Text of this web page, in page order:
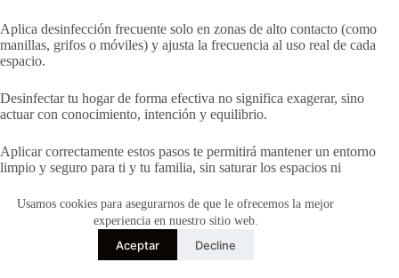
Usamos cookies para asegurarnos de que le ofrecemos la mejor
experiencia en nuestro sitio web.
Aceptar Decline
Aplica desinfección frecuente solo en zonas de alto contacto (como
manillas, grifos o móviles) y ajusta la frecuencia al uso real de cada
espacio.
Desinfectar tu hogar de forma efectiva no significa exagerar, sino
actuar con conocimiento, intención y equilibrio.
Aplicar correctamente estos pasos te permitirá mantener un entorno
limpio y seguro para ti y tu familia, sin saturar los espacios ni
La clave está en adaptar cada acción a las verdaderas necesidades de tu